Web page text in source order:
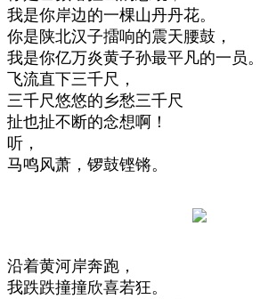
我是你岸边的一棵山丹丹花。
你是陕北汉子擂响的震天腰鼓，
我是你亿万炎黄子孙最平凡的一员。
飞流直下三千尺，
三千尺悠悠的乡愁三千尺
扯也扯不断的念想啊！
听，
马鸣风萧，锣鼓铿锵。
沿着黄河岸奔跑，
我跌跌撞撞欣喜若狂。